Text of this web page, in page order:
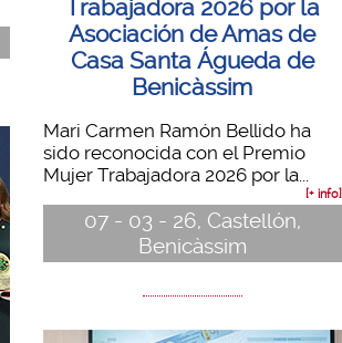
Trabajadora 2026 por la
Asociación de Amas de
Casa Santa Águeda de
Benicàssim
Mari Carmen Ramón Bellido ha
sido reconocida con el Premio
Mujer Trabajadora 2026 por la...
[+ info]
07 - 03 - 26, Castellón,
Benicàssim